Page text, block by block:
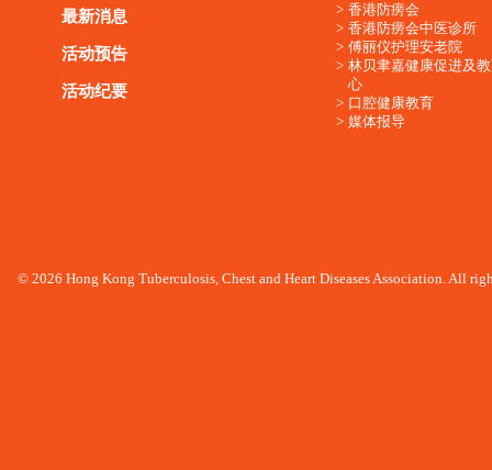
最新消息
活动预告
活动纪要
香港防痨会
香港防痨会中医诊所
傅丽仪护理安老院
林贝聿嘉健康促进及
心
口腔健康教育
媒体报导
© 2026 Hong Kong Tuberculosis, Chest and Heart Diseases Association. All